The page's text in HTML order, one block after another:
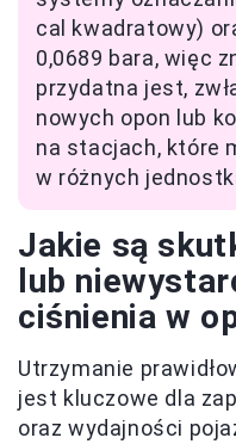
cal kwadratowy)
0,0689 bara, więc
przydatna jest,
nowych opon lub
na stacjach, które
w różnych
Jakie są
lub
ciśnienia w
Utrzymanie
jest kluczowe dla
oraz wydajności